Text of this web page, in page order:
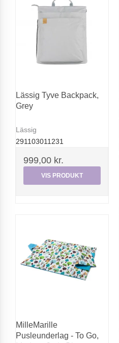
Lässig Tyve Backpack,
Grey
Lässig
291103011231
999,00 kr.
VIS PRODUKT
MilleMarille
Pusleunderlag - To Go,